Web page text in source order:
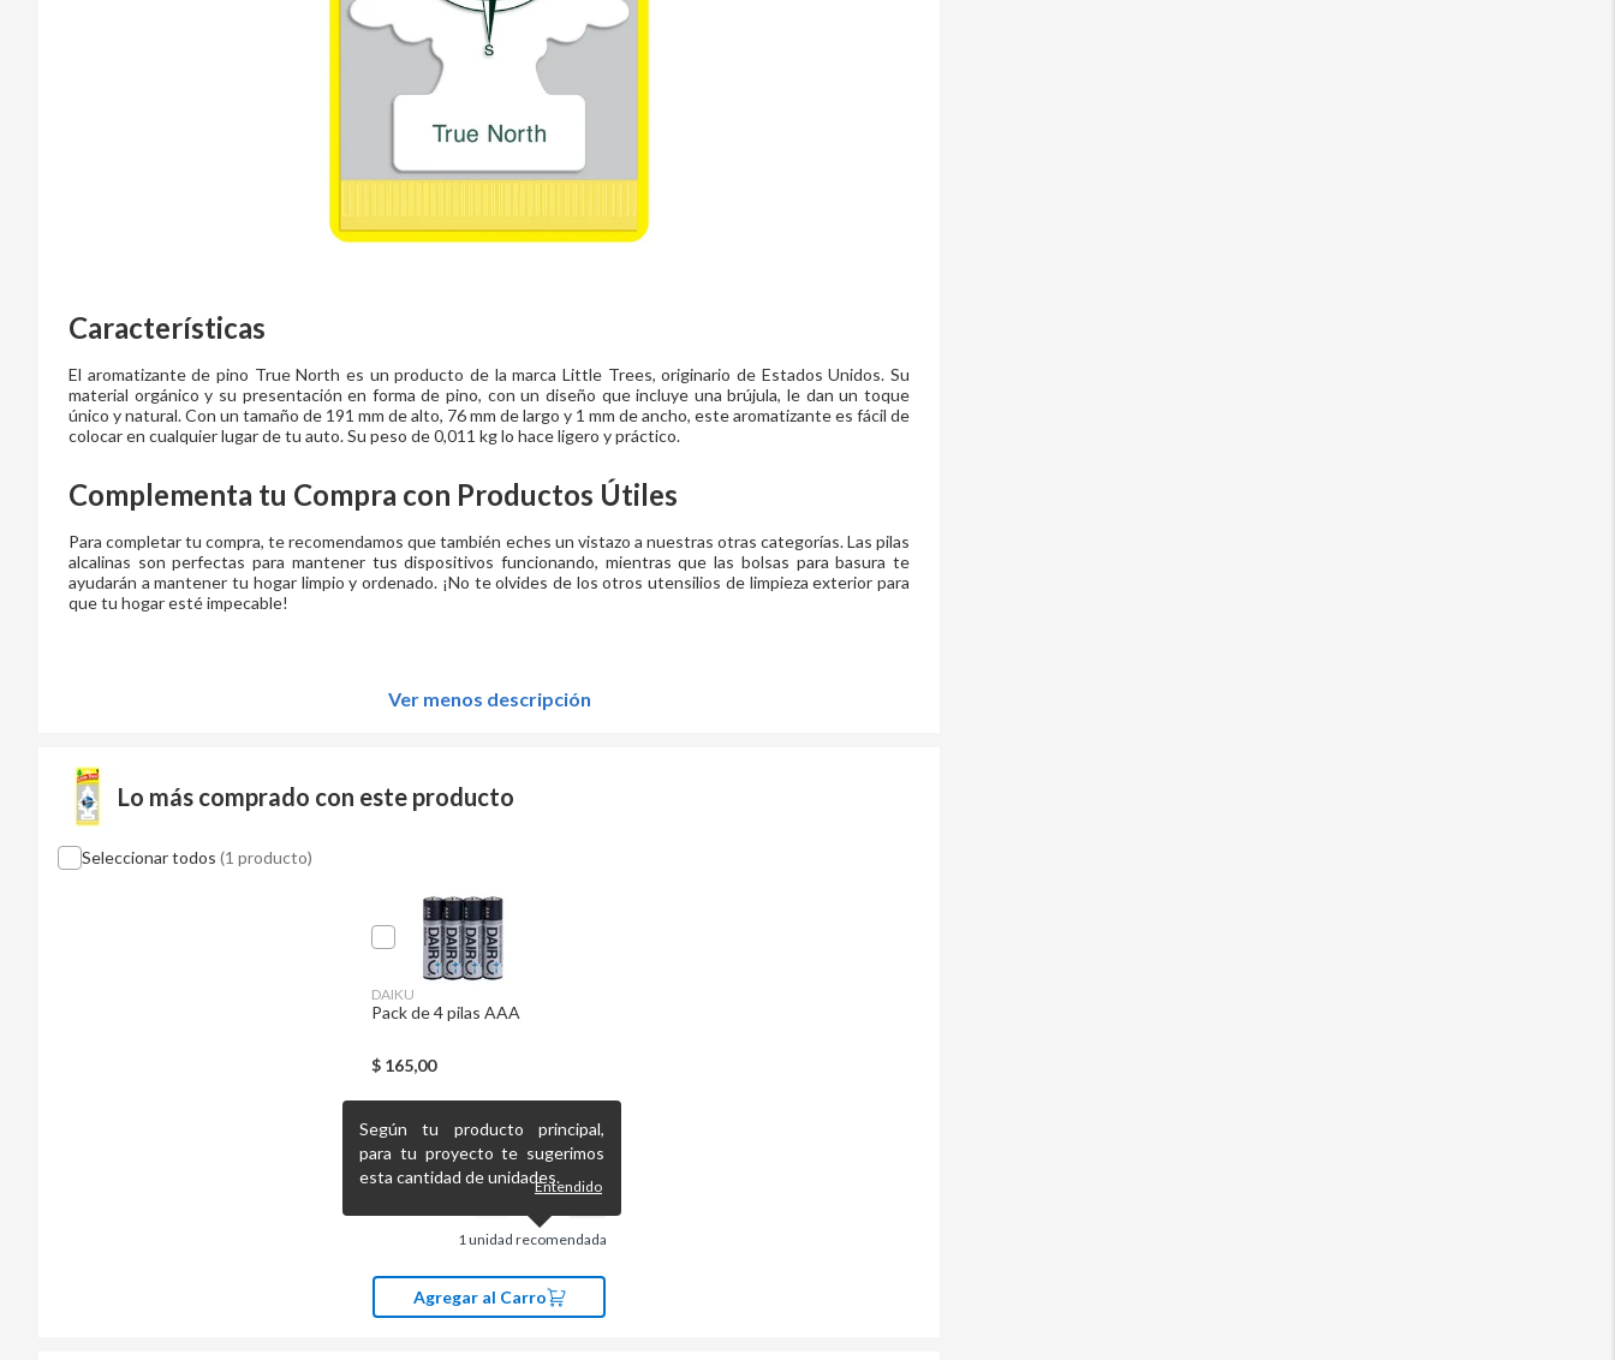
Características
El aromatizante de pino True North es un producto de la marca Little Trees, originario de Estados Unidos. Su
material orgánico y su presentación en forma de pino, con un diseño que incluye una brújula, le dan un toque
único y natural. Con un tamaño de 191 mm de alto, 76 mm de largo y 1 mm de ancho, este aromatizante es fácil de
colocar en cualquier lugar de tu auto. Su peso de 0,011 kg lo hace ligero y práctico.
Complementa tu Compra con Productos Útiles
Para completar tu compra, te recomendamos que también eches un vistazo a nuestras otras categorías. Las pilas
alcalinas son perfectas para mantener tus dispositivos funcionando, mientras que las bolsas para basura te
ayudarán a mantener tu hogar limpio y ordenado. ¡No te olvides de los otros utensilios de limpieza exterior para
que tu hogar esté impecable!
Ver menos descripción
Lo más comprado con este producto
Seleccionar todos (1 producto)
DAIKU
Pack de 4 pilas AAA
$ 165,00
1unidad recomendada
Según tu producto principal,
para tu proyecto te sugerimos
esta cantidad de unidades.Entendido
Agregar al Carro